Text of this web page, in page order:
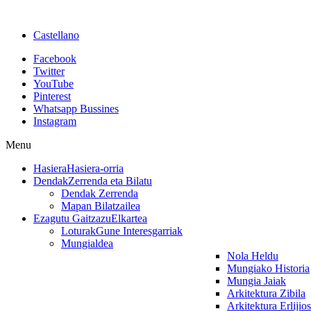
Castellano
Facebook
Twitter
YouTube
Pinterest
Whatsapp Bussines
Instagram
Menu
HasieraHasiera-orria
DendakZerrenda eta Bilatu
Dendak Zerrenda
Mapan Bilatzailea
Ezagutu GaitzazuElkartea
LoturakGune Interesgarriak
Mungialdea
Nola Heldu
Mungiako Historia
Mungia Jaiak
Arkitektura Zibila
Arkitektura